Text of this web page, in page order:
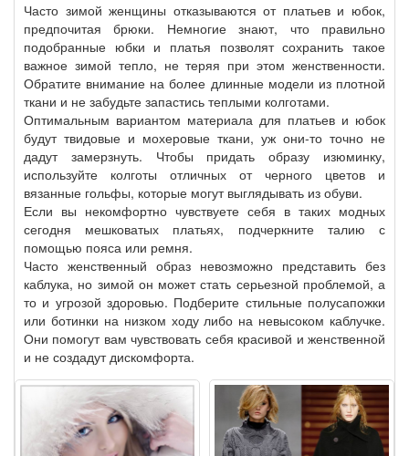
Часто зимой женщины отказываются от платьев и юбок,
предпочитая брюки. Немногие знают, что правильно
подобранные юбки и платья позволят сохранить такое
важное зимой тепло, не теряя при этом женственности.
Обратите внимание на более длинные модели из плотной
ткани и не забудьте запастись теплыми колготами.
Оптимальным вариантом материала для платьев и юбок
будут твидовые и мохеровые ткани, уж они-то точно не
дадут замерзнуть. Чтобы придать образу изюминку,
используйте колготы отличных от черного цветов и
вязанные гольфы, которые могут выглядывать из обуви.
Если вы некомфортно чувствуете себя в таких модных
сегодня мешковатых платьях, подчеркните талию с
помощью пояса или ремня.
Часто женственный образ невозможно представить без
каблука, но зимой он может стать серьезной проблемой, а
то и угрозой здоровью. Подберите стильные полусапожки
или ботинки на низком ходу либо на невысоком каблучке.
Они помогут вам чувствовать себя красивой и женственной
и не создадут дискомфорта.